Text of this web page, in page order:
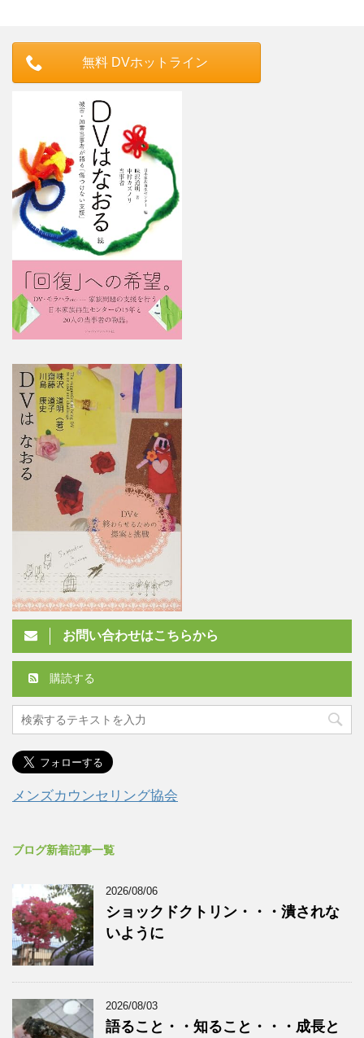
無料 DVホットライン
お問い合わせはこちらから
購読する
メンズカウンセリング協会
ブログ新着記事一覧
2026/08/06
ショックドクトリン・・・潰されな
いように
2026/08/03
語ること・・知ること・・・成長と